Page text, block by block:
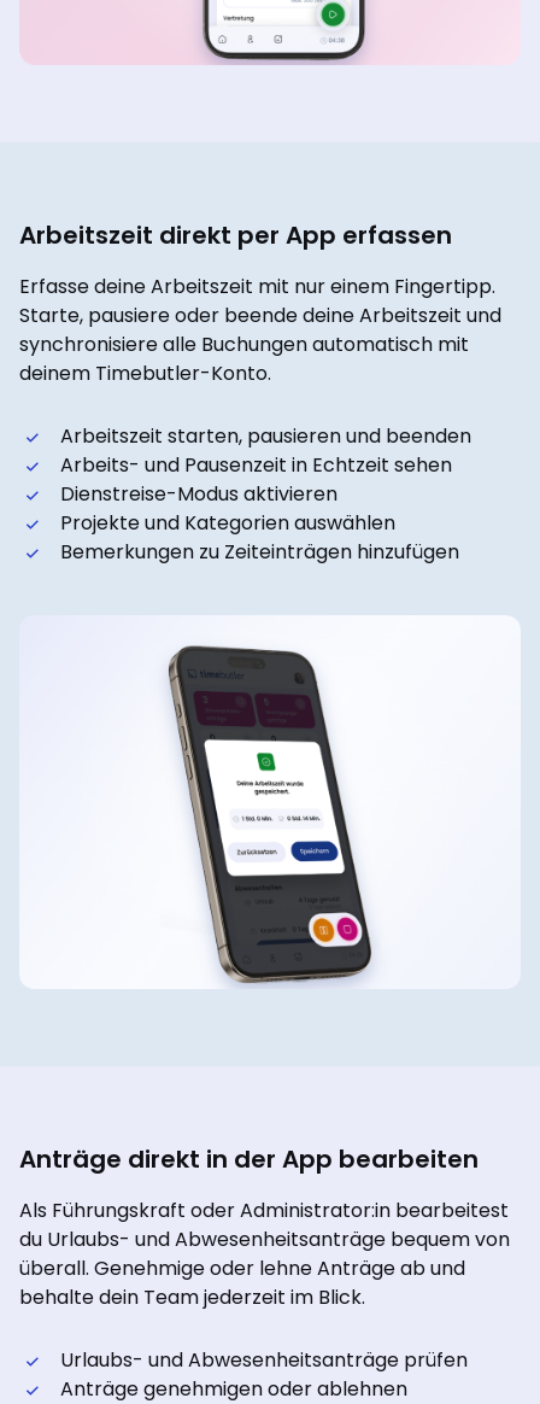
Arbeitszeit direkt per App erfassen
Erfasse deine Arbeitszeit mit nur einem Fingertipp.
Starte, pausiere oder beende deine Arbeitszeit und
synchronisiere alle Buchungen automatisch mit
deinem Timebutler-Konto.
Arbeitszeit starten, pausieren und beenden
Arbeits- und Pausenzeit in Echtzeit sehen
Dienstreise-Modus aktivieren
Projekte und Kategorien auswählen
Bemerkungen zu Zeiteinträgen hinzufügen
Anträge direkt in der App bearbeiten
Als Führungskraft oder Administrator:in bearbeitest
du Urlaubs- und Abwesenheitsanträge bequem von
überall. Genehmige oder lehne Anträge ab und
behalte dein Team jederzeit im Blick.
Urlaubs- und Abwesenheitsanträge prüfen
Anträge genehmigen oder ablehnen